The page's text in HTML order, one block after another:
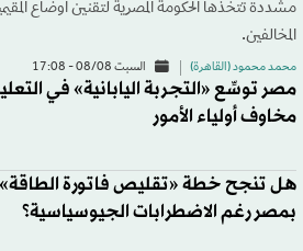
مشددة تتخذها الحكومة المصرية لتقنين أوضاع
المخالفين.
محمد محمود (القاهرة) السبت 08/08 - 17:08
مصر توسِّع «التجربة اليابانية» في
مخاوف أولياء الأمور
هل تنجح خطة «تقليص فاتورة الطاقة»
بمصر رغم الاضطرابات الجيوسياسية؟